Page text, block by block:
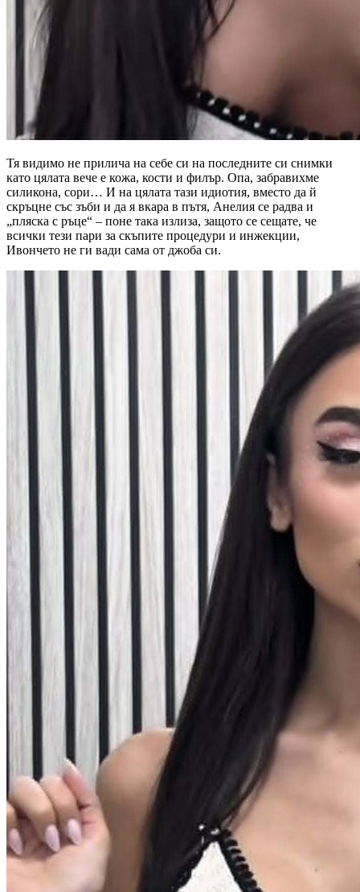
Тя видимо не прилича на себе си на последните си снимки
като цялата вече е кожа, кости и филър. Опа, забравихме
силикона, сори… И на цялата тази идиотия, вместо да й
скръцне със зъби и да я вкара в пътя, Анелия се радва и
„пляска с ръце“ – поне така излиза, защото се сещате, че
всички тези пари за скъпите процедури и инжекции,
Ивончето не ги вади сама от джоба си.